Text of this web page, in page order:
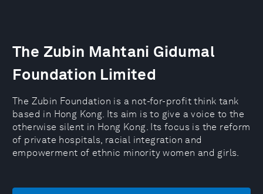
The Zubin Mahtani Gidumal
Foundation Limited
The Zubin Foundation is a not-for-profit think tank
based in Hong Kong. Its aim is to give a voice to the
otherwise silent in Hong Kong. Its focus is the reform
of private hospitals, racial integration and
empowerment of ethnic minority women and girls.